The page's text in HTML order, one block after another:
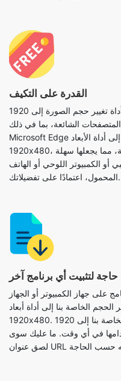
القدرة على التكيف
تتوافق أداة تغيير حجم الصورة إلى 1920x480 مع مجموعة واسعة من
المتصفحات الشائعة، بما في ذلك Chrome و Safari و Firefox و
Microsoft Edge وغيرها. عند استخدام صورة تغيير الحجم إلى أداة الأبعاد
1920x480، سيتم ضبطها تلقائيًا على أي حجم شاشة، مما يجعلها سهلة
أو الكمبيوتر اللوحي أو الهاتف
المحمول، اعتمادًا على تفضيلاتك.
لتثبيت أي برنامج آخر
على جهاز الكمبيوتر أو الجهاز
الخاصة بنا إلى أداة أبعاد
1920x480. إن أداة تغيير حجم الصورة الخاصة بنا إلى 1920x480 تعتمد
في أي وقت. ما عليك سوى